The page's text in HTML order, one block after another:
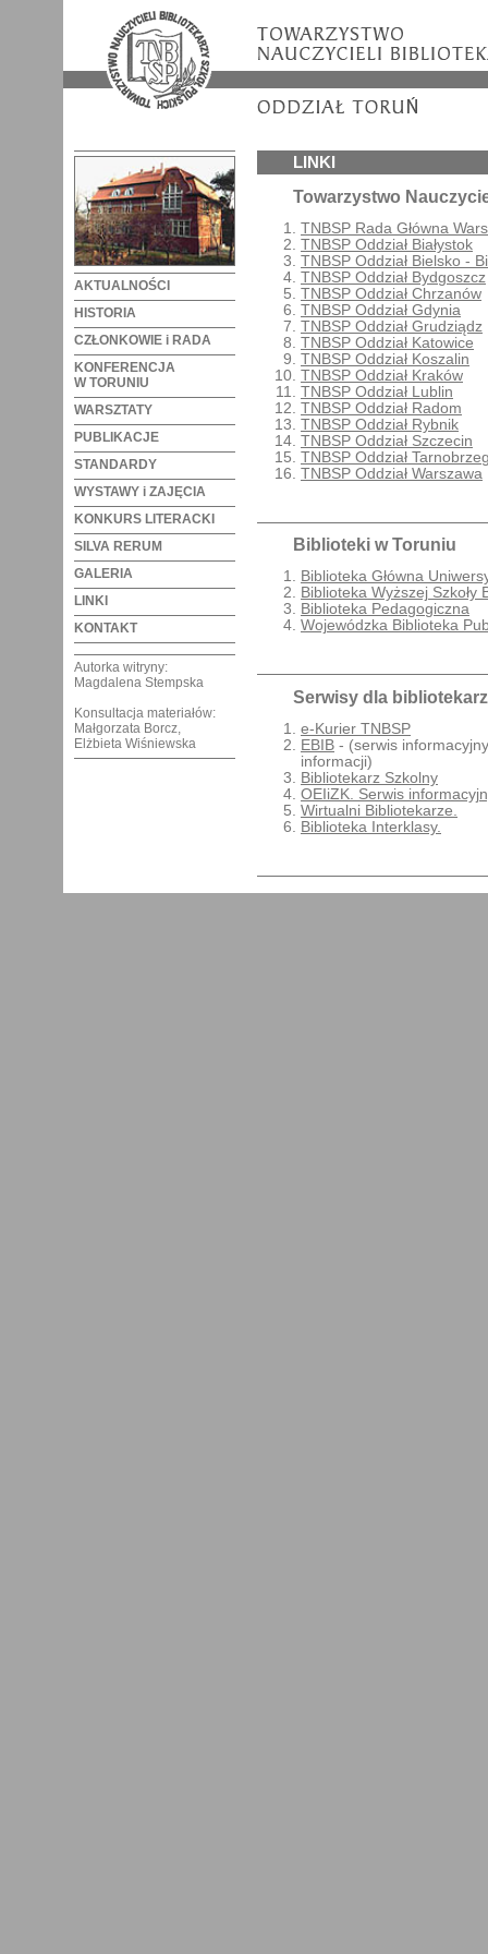
AKTUALNOŚCI
HISTORIA
CZŁONKOWIE i RADA
KONFERENCJA
W TORUNIU
WARSZTATY
PUBLIKACJE
STANDARDY
WYSTAWY i ZAJĘCIA
KONKURS LITERACKI
SILVA RERUM
GALERIA
LINKI
KONTAKT
Autorka witryny:
Magdalena Stempska
Konsultacja materiałów:
Małgorzata Borcz,
Elżbieta Wiśniewska
LINKI
Towarzystwo
TNBSP Rada Główna
TNBSP Oddział Białystok
TNBSP Oddział Bielsko -
TNBSP Oddział Bydgoszcz
TNBSP Oddział Chrzanów
TNBSP Oddział Gdynia
TNBSP Oddział Grudziądz
TNBSP Oddział Katowice
TNBSP Oddział Koszalin
TNBSP Oddział Kraków
TNBSP Oddział Lublin
TNBSP Oddział Radom
TNBSP Oddział Rybnik
TNBSP Oddział Szczecin
TNBSP Oddział
TNBSP Oddział Warszawa
Biblioteki w Toruniu
Biblioteka Główna
Biblioteka Wyższej Szkoły
Biblioteka Pedagogiczna
Wojewódzka Biblioteka
Serwisy dla
e-Kurier TNBSP
EBIB - (serwis
informacji)
Bibliotekarz Szkolny
OEIiZK. Serwis
Wirtualni Bibliotekarze.
Biblioteka Interklasy.